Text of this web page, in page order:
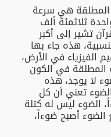
المطلقة هي سرعة
ثلاثمئة ألف
تشير إلى أكبر
هذه جاء بها
الفيزياء في الأرض،
المطلقة في الكون
لا يوجد، هذه
تعني أن كل
الضوء ليس له كتلة
أصبح ضوءاً،